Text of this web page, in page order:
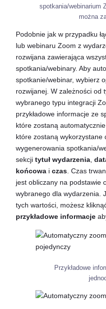
spotkania/webinarium
można
Podobnie jak w przypadku
lub webinaru Zoom z
rozwijana zawierająca
spotkania/webinary. Aby
spotkanie/webinar, wybierz
rozwijanej. W zależności od
wybranego typu integracji
przykładowe informacje ze
które zostaną
które zostaną wykorzystane
wygenerowania spotkania/
sekcji tytuł wydarzenia
końcowa i czas . Czas
jest obliczany na podstawie
wybranego dla wydarzenia.
tych wartości, możesz
przykładowe informacje
Przykładowe